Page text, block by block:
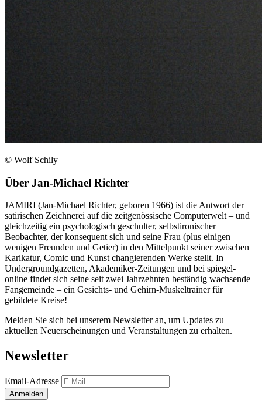
© Wolf Schily
Über Jan-Michael Richter
JAMIRI (Jan-Michael Richter, geboren 1966) ist die Antwort der
satirischen Zeichnerei auf die zeitgenössische Computerwelt – und
gleichzeitig ein psychologisch geschulter, selbstironischer
Beobachter, der konsequent sich und seine Frau (plus einigen
wenigen Freunden und Getier) in den Mittelpunkt seiner zwischen
Karikatur, Comic und Kunst changierenden Werke stellt. In
Undergroundgazetten, Akademiker-Zeitungen und bei spiegel-
online findet sich seine seit zwei Jahrzehnten beständig wachsende
Fangemeinde – ein Gesichts- und Gehirn-Muskeltrainer für
gebildete Kreise!
Melden Sie sich bei unserem Newsletter an, um Updates zu
aktuellen Neuerscheinungen und Veranstaltungen zu erhalten.
Newsletter
Email-Adresse
Anmelden